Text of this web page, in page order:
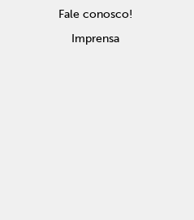
Fale conosco!
Imprensa